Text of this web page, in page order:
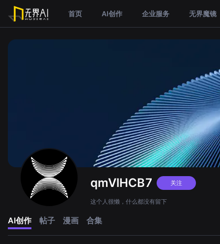
首页 AI创作 企业服务 无界魔镜
qmVlHCB7 关注
这个人很懒，什么都没有留下
AI创作 帖子 漫画 合集